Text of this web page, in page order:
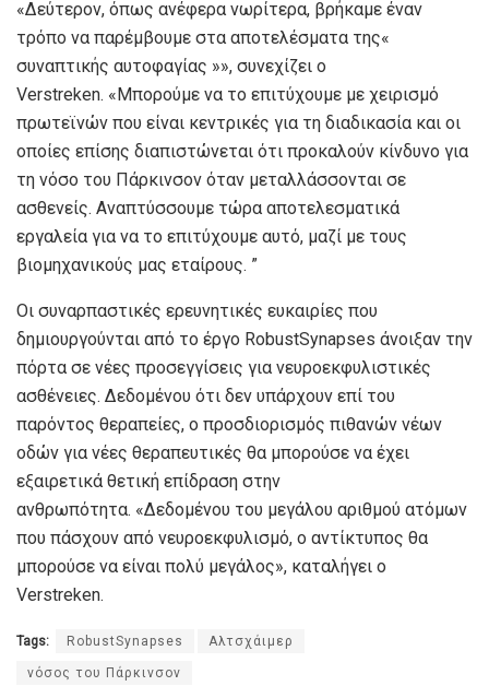
«Δεύτερον, όπως ανέφερα νωρίτερα, βρήκαμε έναν
τρόπο να παρέμβουμε στα αποτελέσματα της«
συναπτικής αυτοφαγίας »», συνεχίζει ο
Verstreken. «Μπορούμε να το επιτύχουμε με χειρισμό
πρωτεϊνών που είναι κεντρικές για τη διαδικασία και οι
οποίες επίσης διαπιστώνεται ότι προκαλούν κίνδυνο για
τη νόσο του Πάρκινσον όταν μεταλλάσσονται σε
ασθενείς. Αναπτύσσουμε τώρα αποτελεσματικά
εργαλεία για να το επιτύχουμε αυτό, μαζί με τους
βιομηχανικούς μας εταίρους. ”
Οι συναρπαστικές ερευνητικές ευκαιρίες που
δημιουργούνται από το έργο RobustSynapses άνοιξαν την
πόρτα σε νέες προσεγγίσεις για νευροεκφυλιστικές
ασθένειες. Δεδομένου ότι δεν υπάρχουν επί του
παρόντος θεραπείες, ο προσδιορισμός πιθανών νέων
οδών για νέες θεραπευτικές θα μπορούσε να έχει
εξαιρετικά θετική επίδραση στην
ανθρωπότητα. «Δεδομένου του μεγάλου αριθμού ατόμων
που πάσχουν από νευροεκφυλισμό, ο αντίκτυπος θα
μπορούσε να είναι πολύ μεγάλος», καταλήγει ο
Verstreken.
Tags: RobustSynapses Αλτσχάιμερ
νόσος του Πάρκινσον